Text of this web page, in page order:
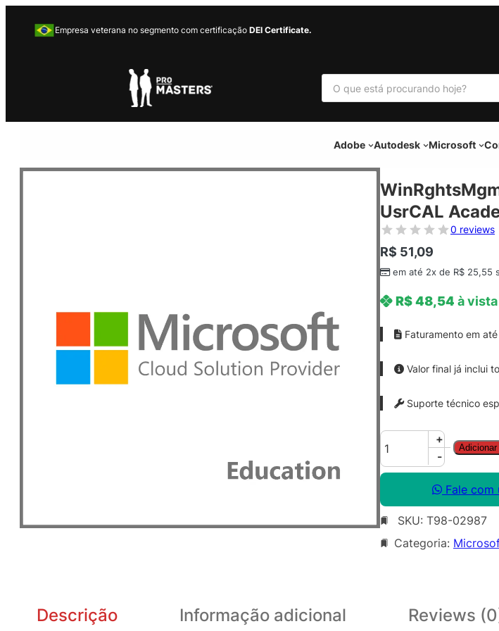
Empresa veterana no segmento com certificação DEI Certificate.
P
s
u
r
Adobe Autodesk Microsoft
UsrCAL
0 reviews
R$ 51,09
em até 2x de R$ 25,55
R$48,54 à
Faturamento em
Valor final já inclui
Suporte técnico
W
n
g
h
t
+
-
Fale com
SKU: T98-02987
Categoria:
Descrição Informação adicional Reviews